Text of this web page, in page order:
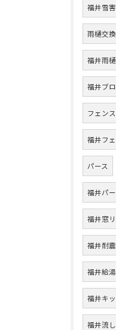
福井雪
雨樋交換
福井雨
福井ブ
フェン
福井フ
パース
福井パ
福井窓
福井耐
福井給
福井キ
福井流